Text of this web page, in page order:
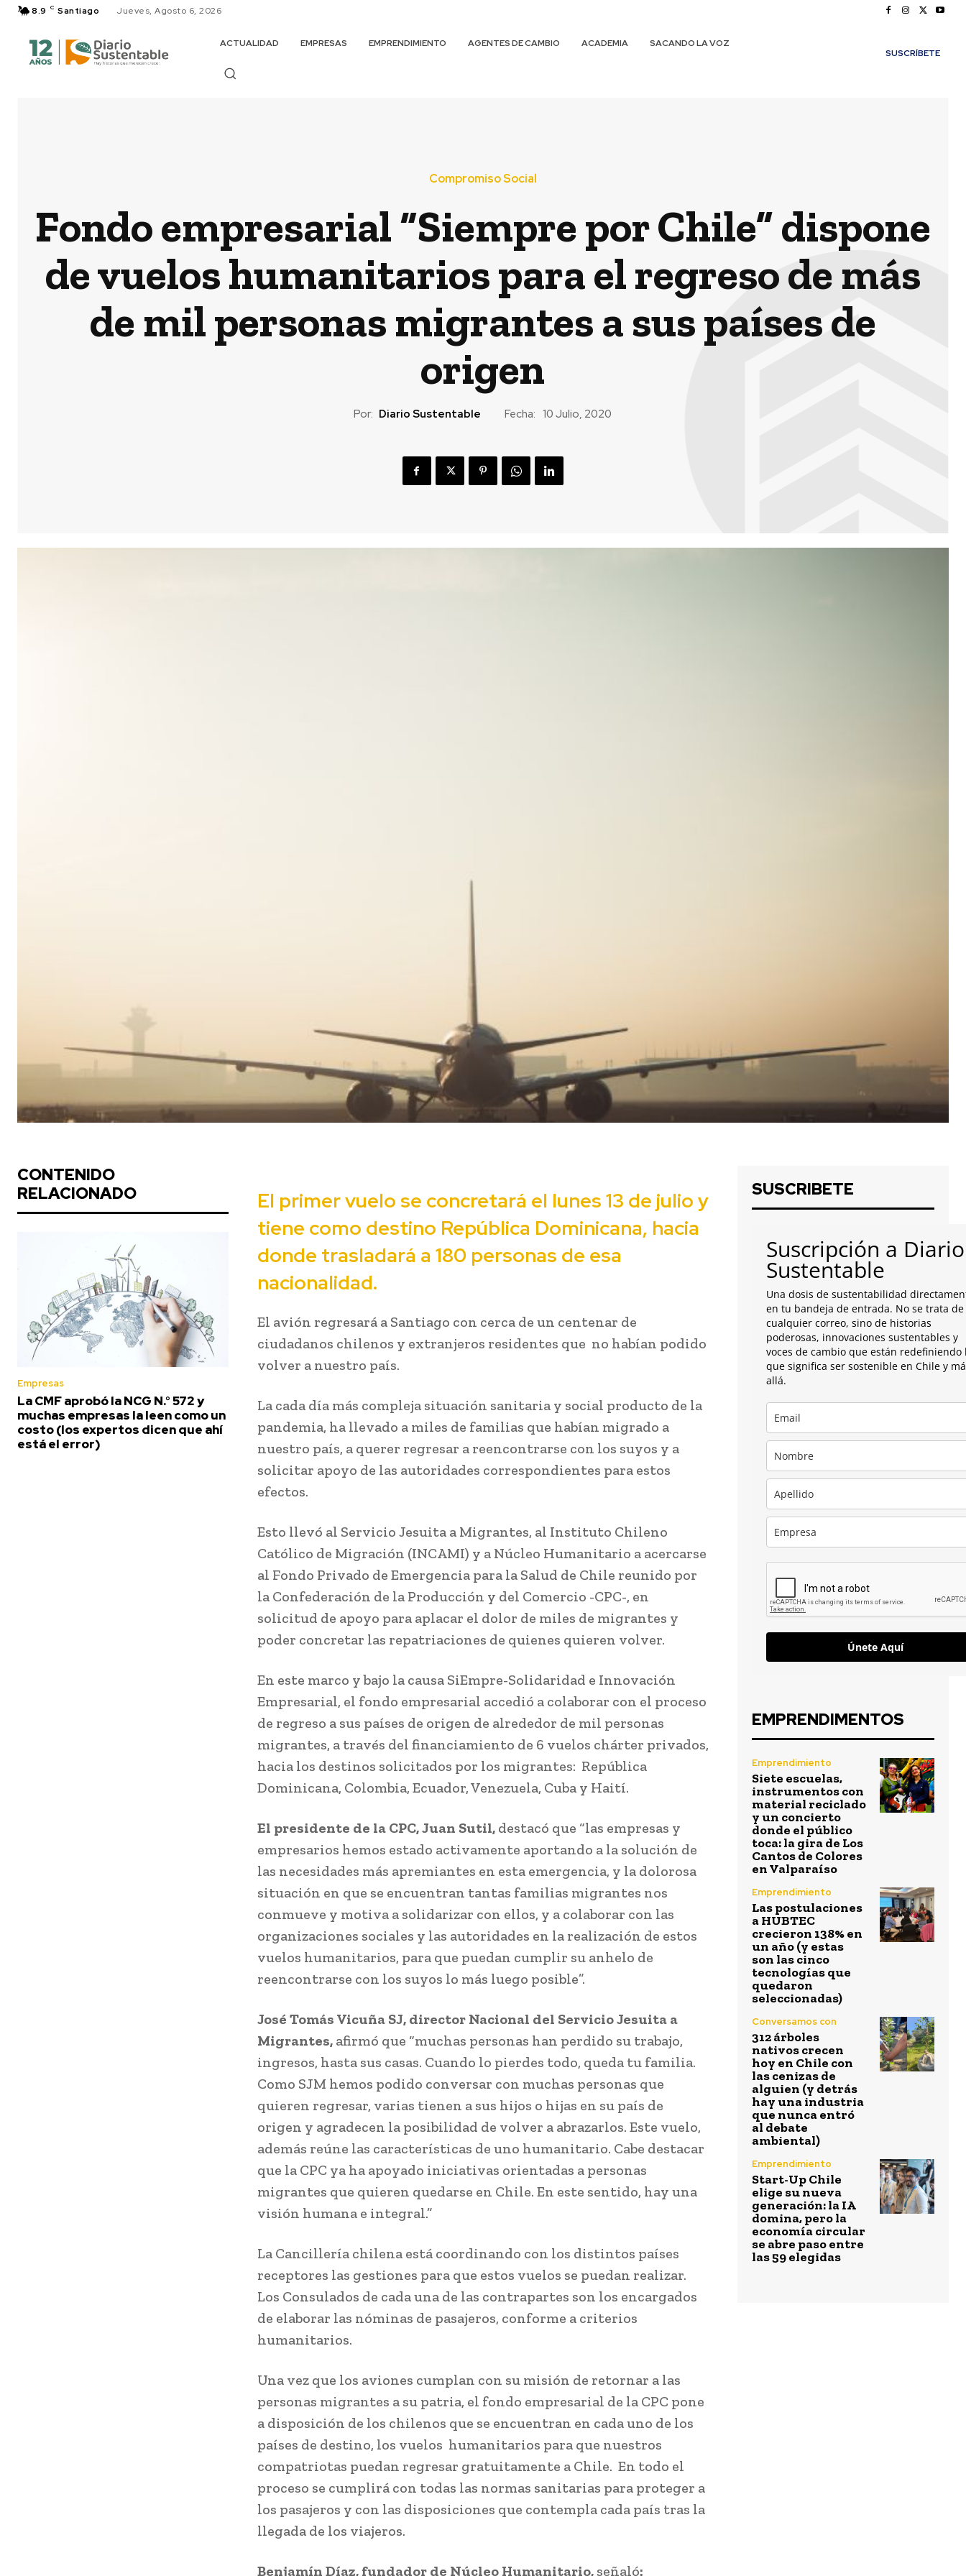
8.9 C Santiago Jueves, Agosto 6, 2026
ACTUALIDAD EMPRESAS EMPRENDIMIENTO AGENTES DE CAMBIO ACADEMIA
SACANDO LA VOZ
SUSCRÍBETE
Compromiso Social
Fondo empresarial “Siempre por Chile” dispone
de vuelos humanitarios para el regreso de más
de mil personas migrantes a sus países de
origen
Por: Diario Sustentable Fecha: 10 Julio, 2020
CONTENIDO
RELACIONADO
Empresas
La CMF aprobó la NCG N.° 572 y
muchas empresas la leen como un
costo (los expertos dicen que ahí
está el error)
El primer vuelo se concretará el lunes 13 de julio y
tiene como destino República Dominicana, hacia
donde trasladará a 180 personas de esa
nacionalidad.
El avión regresará a Santiago con cerca de un centenar de
ciudadanos chilenos y extranjeros residentes que no habían podido
volver a nuestro país.
La cada día más compleja situación sanitaria y social producto de la
pandemia, ha llevado a miles de familias que habían migrado a
nuestro país, a querer regresar a reencontrarse con los suyos y a
solicitar apoyo de las autoridades correspondientes para estos
efectos.
Esto llevó al Servicio Jesuita a Migrantes, al Instituto Chileno
Católico de Migración (INCAMI) y a Núcleo Humanitario a acercarse
al Fondo Privado de Emergencia para la Salud de Chile reunido por
la Confederación de la Producción y del Comercio -CPC-, en
solicitud de apoyo para aplacar el dolor de miles de migrantes y
poder concretar las repatriaciones de quienes quieren volver.
En este marco y bajo la causa SiEmpre-Solidaridad e Innovación
Empresarial, el fondo empresarial accedió a colaborar con el proceso
de regreso a sus países de origen de alrededor de mil personas
migrantes, a través del financiamiento de 6 vuelos chárter privados,
hacia los destinos solicitados por los migrantes: República
Dominicana, Colombia, Ecuador, Venezuela, Cuba y Haití.
El presidente de la CPC, Juan Sutil, destacó que “las empresas y
empresarios hemos estado activamente aportando a la solución de
las necesidades más apremiantes en esta emergencia, y la dolorosa
situación en que se encuentran tantas familias migrantes nos
conmueve y motiva a solidarizar con ellos, y a colaborar con las
organizaciones sociales y las autoridades en la realización de estos
vuelos humanitarios, para que puedan cumplir su anhelo de
reencontrarse con los suyos lo más luego posible”.
José Tomás Vicuña SJ, director Nacional del Servicio Jesuita a
Migrantes, afirmó que “muchas personas han perdido su trabajo,
ingresos, hasta sus casas. Cuando lo pierdes todo, queda tu familia.
Como SJM hemos podido conversar con muchas personas que
quieren regresar, varias tienen a sus hijos o hijas en su país de
origen y agradecen la posibilidad de volver a abrazarlos. Este vuelo,
además reúne las características de uno humanitario. Cabe destacar
que la CPC ya ha apoyado iniciativas orientadas a personas
migrantes que quieren quedarse en Chile. En este sentido, hay una
visión humana e integral.”
La Cancillería chilena está coordinando con los distintos países
receptores las gestiones para que estos vuelos se puedan realizar.
Los Consulados de cada una de las contrapartes son los encargados
de elaborar las nóminas de pasajeros, conforme a criterios
humanitarios.
Una vez que los aviones cumplan con su misión de retornar a las
personas migrantes a su patria, el fondo empresarial de la CPC pone
a disposición de los chilenos que se encuentran en cada uno de los
países de destino, los vuelos humanitarios para que nuestros
compatriotas puedan regresar gratuitamente a Chile. En todo el
proceso se cumplirá con todas las normas sanitarias para proteger a
los pasajeros y con las disposiciones que contempla cada país tras la
llegada de los viajeros.
Benjamín Díaz, fundador de Núcleo Humanitario, señaló:
SUSCRIBETE
Suscripción a Diario
Sustentable
Una dosis de sustentabilidad
en tu bandeja de entrada. No se trata de
cualquier correo, sino de historias
poderosas, innovaciones sustentables y
voces de cambio que están redefiniendo
que significa ser sostenible en Chile y
allá.
Únete Aquí
EMPRENDIMENTOS
Emprendimiento
Siete escuelas,
instrumentos con
material reciclado
y un concierto
donde el público
toca: la gira de Los
Cantos de Colores
en Valparaíso
Emprendimiento
Las postulaciones
a HUBTEC
crecieron 138% en
un año (y estas
son las cinco
tecnologías que
quedaron
seleccionadas)
Conversamos con
312 árboles
nativos crecen
hoy en Chile con
las cenizas de
alguien (y detrás
hay una industria
que nunca entró
al debate
ambiental)
Emprendimiento
Start-Up Chile
elige su nueva
generación: la IA
domina, pero la
economía circular
se abre paso entre
las 59 elegidas